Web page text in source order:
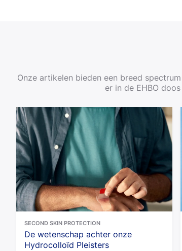
Onze artikelen bieden een breed
er in de EHBO
SECOND SKIN PROTECTION
De wetenschap achter onze
Hydrocolloïd Pleisters